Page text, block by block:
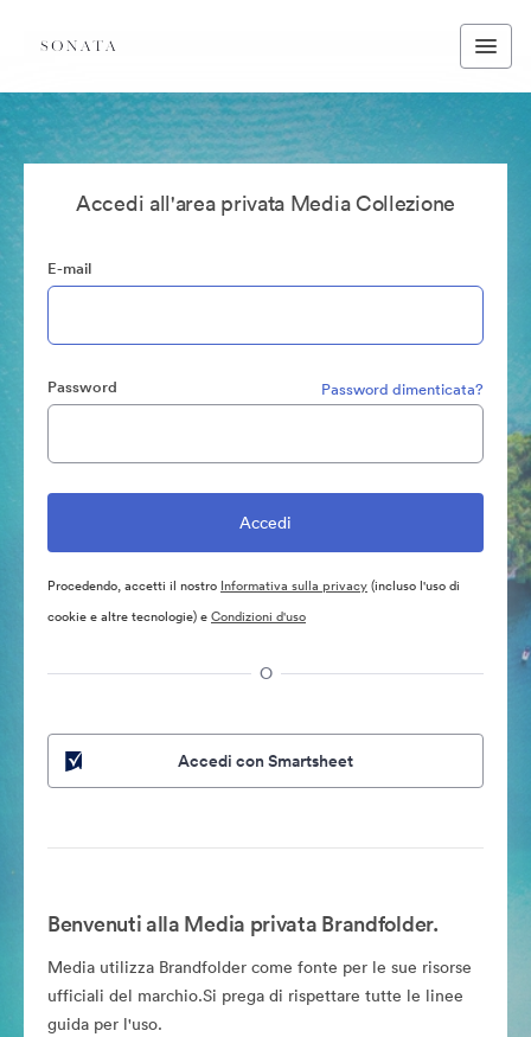
Accedi all'area privata Media Collezione
E-mail
Password Password dimenticata?
Procedendo, accetti il nostro Informativa sulla privacy(incluso l'uso di
cookie e altre tecnologie) eCondizioni d'uso
O
Accedi con Smartsheet
Benvenuti alla Media privata Brandfolder.
Media utilizza Brandfolder come fonte per le sue risorse
ufficiali del marchio.Si prega di rispettare tutte le linee
guida per l'uso.